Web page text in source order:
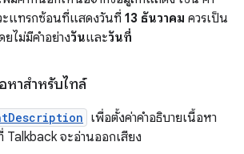
ะแทรกซ้อนที่แสดงวันที่ 13 ธันวาคม ควรเป็น
ยไม่มีคำอย่างวันและวันที่
หาสำหรับไทล์
เพื่อตั้งค่าคำอธิบายเนื้อหา
จะอ่านออกเสียง